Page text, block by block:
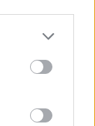
παγκόσμιου
λόγω των